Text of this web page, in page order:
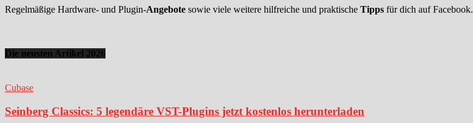
Regelmäßige Hardware- und Plugin-Angebote sowie viele weitere hilfreiche und praktische Tipps für dich auf Facebook.
Die neusten Artikel 2026
Cubase
Seinberg Classics: 5 legendäre VST-Plugins jetzt kostenlos herunterladen